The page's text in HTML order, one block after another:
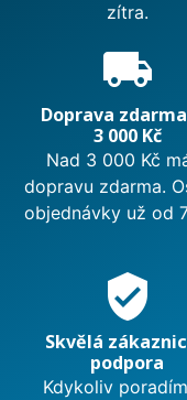
zítra.
local_shipping
Doprava
3 000 Kč
Nad 3 000 Kč
dopravu zdarma.
objednávky už od
verified_user
Skvělá
podpora
Kdykoliv